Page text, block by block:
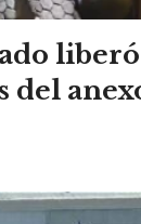
liberó
del